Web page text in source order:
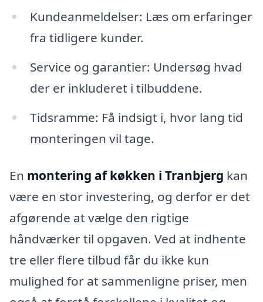
Kundeanmeldelser: Læs om erfaringer
fra tidligere kunder.
Service og garantier: Undersøg hvad
der er inkluderet i tilbuddene.
Tidsramme: Få indsigt i, hvor lang tid
monteringen vil tage.
En montering af køkken i Tranbjerg kan
være en stor investering, og derfor er det
afgørende at vælge den rigtige
håndværker til opgaven. Ved at indhente
tre eller flere tilbud får du ikke kun
mulighed for at sammenligne priser, men